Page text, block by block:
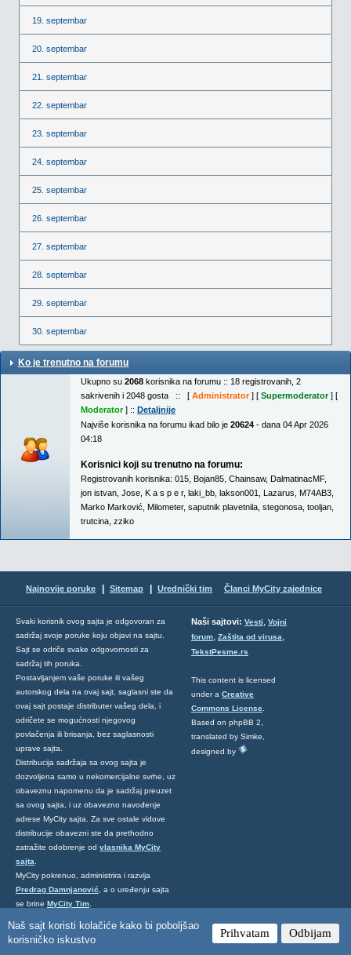
Naš sajt koristi kolačiće kako bi poboljšao
korisničko iskustvo
Prihvatam Odbijam
19. septembar
20. septembar
21. septembar
22. septembar
23. septembar
24. septembar
25. septembar
26. septembar
27. septembar
28. septembar
29. septembar
30. septembar
Ko je trenutno na forumu
Ukupno su 2068 korisnika na forumu :: 18 registrovanih, 2
sakrivenih i 2048 gosta :: [ Administrator] [ Supermoderator] [
Moderator] :: Detaljnije
Najviše korisnika na forumu ikad bilo je 20624 - dana 04 Apr 2026
04:18
Korisnici koji su trenutno na forumu:
Registrovanih korisnika: 015 Bojan85 Chainsaw, DalmatinacMF,
jon istvan Jose K a s p e r, laki_bb lakson001 Lazarus M74AB3
Marko Marković Milometer, saputnik plavetnila stegonosa tooljan
trutcina zziko
Najnovije poruke Sitemap Urednički tim Članci MyCity zajednice
Svaki korisnik ovog sajta je odgovoran za
sadržaj svoje poruke koju objavi na sajtu.
Sajt se odriče svake odgovornosti za
sadržaj tih poruka.
Postavljanjem vaše poruke ili vašeg
autorskog dela na ovaj sajt, saglasni ste da
ovaj sajt postaje distributer vašeg dela, i
odričete se mogućnosti njegovog
povlačenja ili brisanja, bez saglasnosti
uprave sajta.
Distribucija sadržaja sa ovog sajta je
dozvoljena samo u nekomercijalne svrhe, uz
obaveznu napomenu da je sadržaj preuzet
sa ovog sajta, i uz obavezno navođenje
adrese MyCity sajta. Za sve ostale vidove
distribucije obavezni ste da prethodno
zatražite odobrenje od vlasnika MyCity
sajta
MyCity pokrenuo, administrira i razvija
Predrag Damnjanović , a o uređenju sajta
se brine MyCity Tim
ovde.
Naši sajtovi: Vesti, Vojni
forum, Zaštita od virusa,
TekstPesme.rs
This content is licensed
under a Creative
Commons License
Based on phpBB 2,
translated by Simke,
designed by